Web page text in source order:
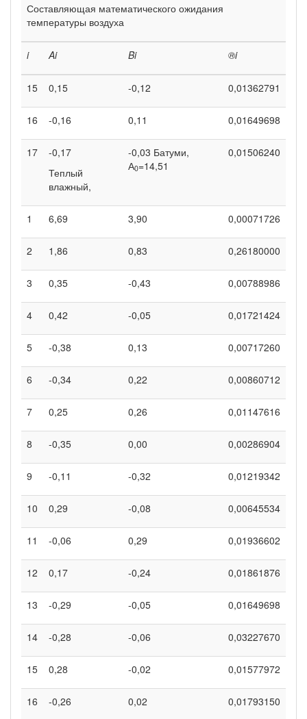
Составляющая математического ожидания
температуры воздуха
i Ai Bi ®i
15 0,15 -0,12 0,01362791
16 -0,16 0,11 0,01649698
17
-0,17
Теплый
влажный,
-0,03 Батуми,
А0=14,51
0,01506240
1 6,69 3,90 0,00071726
2 1,86 0,83 0,26180000
3 0,35 -0,43 0,00788986
4 0,42 -0,05 0,01721424
5 -0,38 0,13 0,00717260
6 -0,34 0,22 0,00860712
7 0,25 0,26 0,01147616
8 -0,35 0,00 0,00286904
9 -0,11 -0,32 0,01219342
10 0,29 -0,08 0,00645534
11 -0,06 0,29 0,01936602
12 0,17 -0,24 0,01861876
13 -0,29 -0,05 0,01649698
14 -0,28 -0,06 0,03227670
15 0,28 -0,02 0,01577972
16 -0,26 0,02 0,01793150